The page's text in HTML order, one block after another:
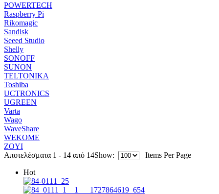
POWERTECH
Raspberry Pi
Rikomagic
Sandisk
Seeed Studio
Shelly
SONOFF
SUNON
TELTONIKA
Toshiba
UCTRONICS
UGREEN
Varta
Wago
WaveShare
WEKOME
ZOYI
Αποτελέσματα 1 - 14 από 14Show: Items Per Page
Hot